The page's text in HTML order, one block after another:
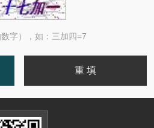
字），如：三加四=7